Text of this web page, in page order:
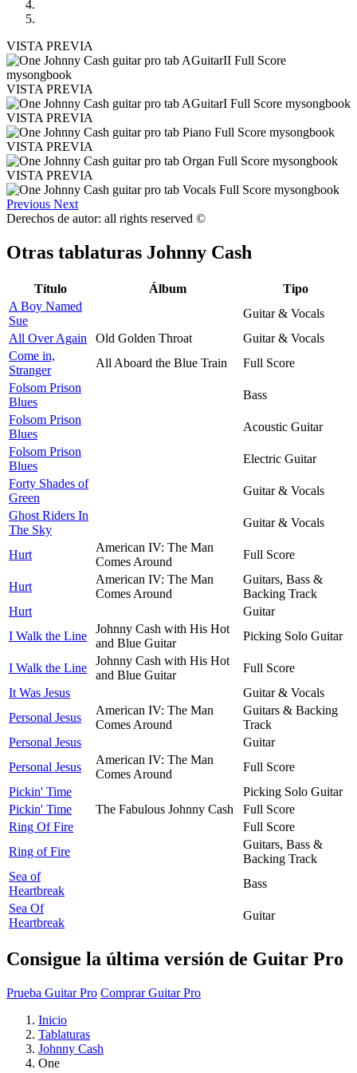
VISTA PREVIA
VISTA PREVIA
VISTA PREVIA
VISTA PREVIA
VISTA PREVIA
Previous Next
Derechos de autor: all rights reserved ©
Otras tablaturas Johnny Cash
Título Álbum
Tipo
A Boy Named
Sue
Guitar & Vocals
All Over Again
Old Golden Throat
Guitar & Vocals
Come in,
Stranger
All Aboard the Blue Train
Full Score
Folsom Prison
Blues
Bass
Folsom Prison
Blues
Acoustic Guitar
Folsom Prison
Blues
Electric Guitar
Forty Shades of
Green
Guitar & Vocals
Ghost Riders In
The Sky
Guitar & Vocals
Hurt
American IV: The Man
Comes Around
Full Score
Hurt
American IV: The Man
Comes Around
Guitars, Bass &
Backing Track
Hurt
Guitar
I Walk the Line
Johnny Cash with His Hot
and Blue Guitar
Picking Solo Guitar
I Walk the Line
Johnny Cash with His Hot
and Blue Guitar
Full Score
It Was Jesus
Guitar & Vocals
Personal Jesus
American IV: The Man
Comes Around
Guitars & Backing
Track
Personal Jesus
Guitar
Personal Jesus
American IV: The Man
Comes Around
Full Score
Pickin' Time
Picking Solo Guitar
Pickin' Time
The Fabulous Johnny Cash
Full Score
Ring Of Fire
Full Score
Ring of Fire
Guitars, Bass &
Backing Track
Sea of
Heartbreak
Bass
Sea Of
Heartbreak
Guitar
Consigue la última versión de Guitar Pro
Prueba Guitar Pro Comprar Guitar Pro
Inicio
Tablaturas
Johnny Cash
One